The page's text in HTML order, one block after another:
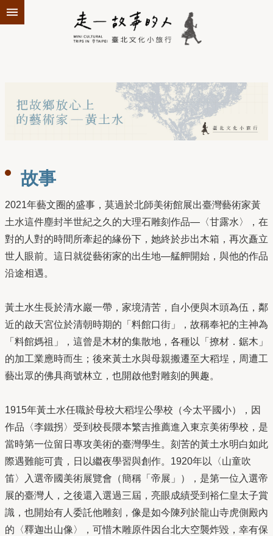
跳到主要內容區塊
故事
2021年藝文圈的盛事，莫過於北師美術館展出臺灣藝術家黃
土水這件塵封半世紀之久的大理石雕刻作品—〈甘露水〉，在
對的人對的時間所牽起的緣份下，她終於步出木箱，再次矗立
世人眼前。這日就從藝術家的出生地—艋舺開始，與他的作品
沿途相遇。
黃土水生長於清水巖一帶，家境清苦，自小便與木頭為伍，鄰
近的啟天宮位於清朝時期的「料館口街」，故稱奉祀的主神為
「料館媽祖」，這曾是木材的集散地，各種以「撩材．鋸木」
的加工業應時而生；後來黃土水與母親搬遷至大稻埕，周遭工
藝出眾的佛具商號林立，也開啟他對雕刻的興趣。
1915年黃土水任職於母校大稻埕公學校（今太平國小），因
作品〈李鐵拐〉受到校長隈本繁吉推薦進入東京美術學校，是
當時第一位留日專攻美術的臺灣學生。刻苦的黃土水明白如此
際遇難能可貴，日以繼夜學習與創作。1920年以〈山童吹
笛〉入選帝國美術展覽會（簡稱「帝展」），是第一位入選帝
展的臺灣人，之後還入選過三屆，亮眼成績受到裕仁皇太子賞
識，也開始有人委託他雕刻，像是如今陳列於龍山寺虎側殿內
的〈釋迦出山像〉，可惜木雕原件因台北大空襲炸毀，幸有保